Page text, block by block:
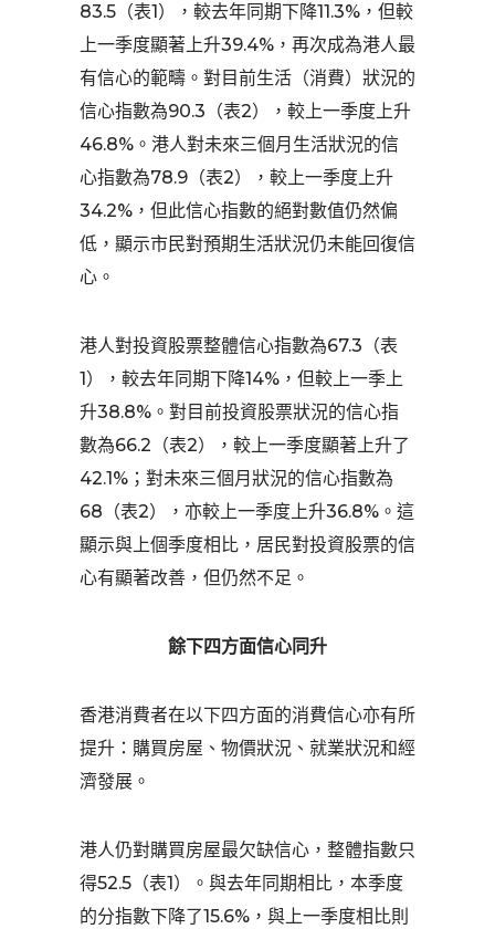
83.5（表1），較去年同期下降11.3%，但較
上一季度顯著上升39.4%，再次成為港人最
有信心的範疇。對目前生活（消費）狀況的
信心指數為90.3（表2），較上一季度上升
46.8%。港人對未來三個月生活狀況的信
心指數為78.9（表2），較上一季度上升
34.2%，但此信心指數的絕對數值仍然偏
低，顯示市民對預期生活狀況仍未能回復信
心。
港人對投資股票整體信心指數為67.3（表
1），較去年同期下降14%，但較上一季上
升38.8%。對目前投資股票狀況的信心指
數為66.2（表2），較上一季度顯著上升了
42.1%；對未來三個月狀況的信心指數為
68（表2），亦較上一季度上升36.8%。這
顯示與上個季度相比，居民對投資股票的信
心有顯著改善，但仍然不足。
餘下四方面信心同升
香港消費者在以下四方面的消費信心亦有所
提升：購買房屋、物價狀況、就業狀況和經
濟發展。
港人仍對購買房屋最欠缺信心，整體指數只
得52.5（表1）。與去年同期相比，本季度
的分指數下降了15.6%，與上一季度相比則